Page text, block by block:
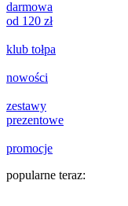
darmowa
od 120 zł
klub tołpa
nowości
zestawy
prezentowe
promocje
popularne teraz: